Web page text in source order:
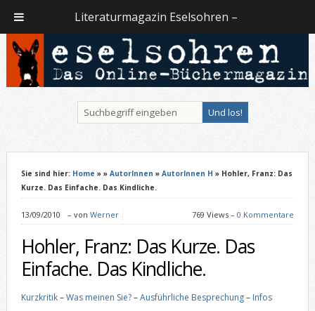
Sie sind hier: Home » » AutorInnen » AutorInnen H » Hohler, Franz: Das
Kurze. Das Einfache. Das Kindliche.
13/09/2010 – von Werner 769 Views –0 Kommentare
Hohler, Franz: Das Kurze. Das
Einfache. Das Kindliche.
Kurzkritik–Was meinen Sie?–Ausführliche Besprechung– Infos
Literaturmagazin Eselsohren –